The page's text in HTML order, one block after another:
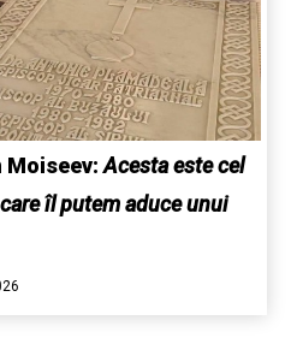
Moiseev:Acesta este cel
îl putem aduce unui